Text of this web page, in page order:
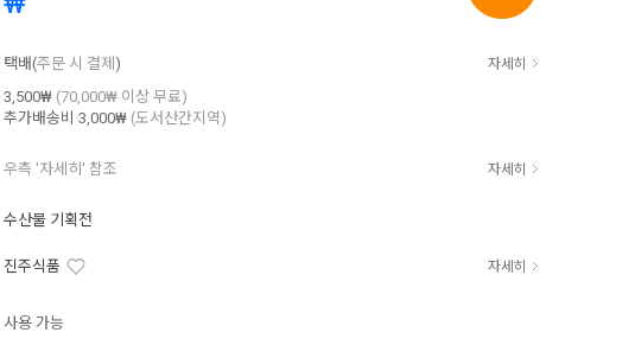
택배(주문 시 결제 ) 자세히
3,500₩ (70,000₩ 이상 무료)
추가배송비 3,000₩ (도서산간지역)
우측 '자세히' 참조 자세히
수산물 기획전
진주식품 자세히
사용 가능